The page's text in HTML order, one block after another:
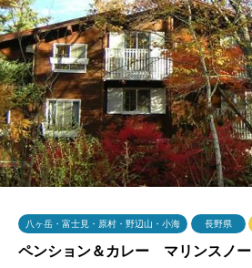
八ヶ岳・富士見・原村・野辺山・小海 長野県
ペンション＆カレー マリンスノー